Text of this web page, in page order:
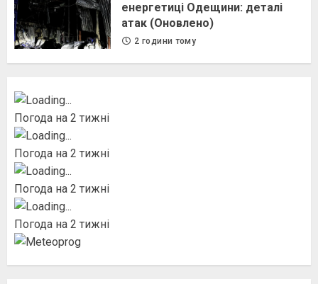
енергетиці Одещини: деталі
атак (Оновлено)
2 години тому
Погода на 2 тижні
Погода на 2 тижні
Погода на 2 тижні
Погода на 2 тижні